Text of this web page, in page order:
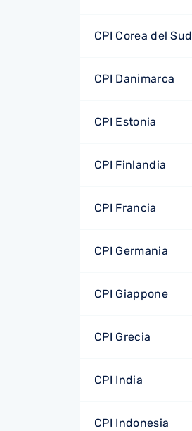
CPI Corea del Sud
CPI Danimarca
CPI Estonia
CPI Finlandia
CPI Francia
CPI Germania
CPI Giappone
CPI Grecia
CPI India
CPI Indonesia